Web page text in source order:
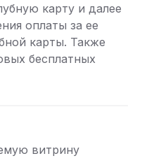
карту и далее
оплаты за ее
карты. Также
бесплатных
витрину